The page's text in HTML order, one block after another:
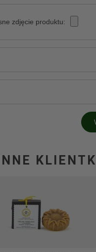
zdjęcie produktu:
INNE